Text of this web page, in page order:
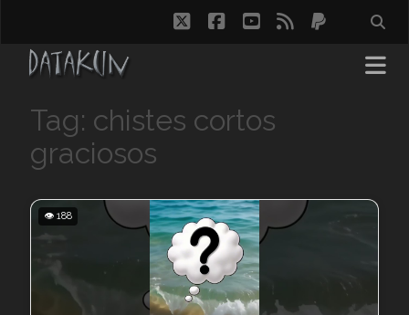
twitterfacebook
youtube
rss paypal
Tag: chistes cortos
graciosos
👁 188